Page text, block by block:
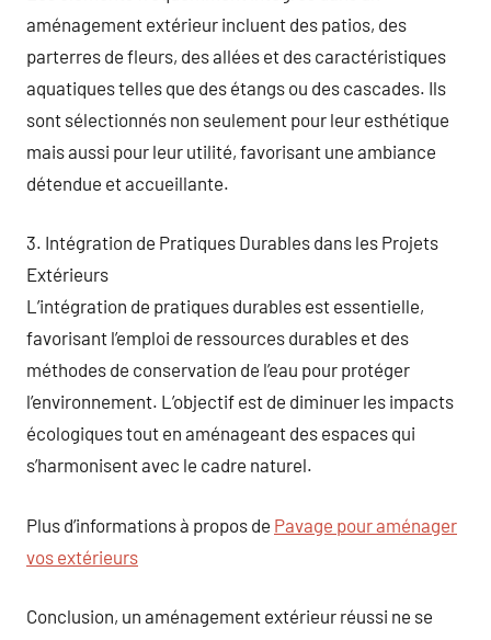
aménagement extérieur incluent des patios, des
parterres de fleurs, des allées et des caractéristiques
aquatiques telles que des étangs ou des cascades. Ils
sont sélectionnés non seulement pour leur esthétique
mais aussi pour leur utilité, favorisant une ambiance
détendue et accueillante.
3. Intégration de Pratiques Durables dans les Projets
Extérieurs
L’intégration de pratiques durables est essentielle,
favorisant l’emploi de ressources durables et des
méthodes de conservation de l’eau pour protéger
l’environnement. L’objectif est de diminuer les impacts
écologiques tout en aménageant des espaces qui
s’harmonisent avec le cadre naturel.
Plus d’informations à propos de Pavage pour aménager
vos extérieurs
Conclusion, un aménagement extérieur réussi ne se